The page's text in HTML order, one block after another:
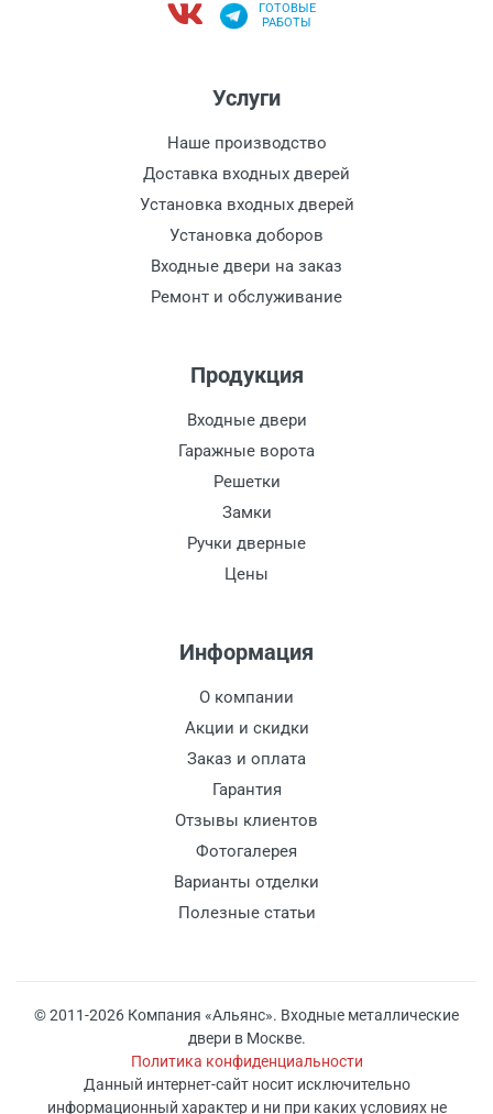
ГОТОВЫЕ
РАБОТЫ
Услуги
Наше производство
Доставка входных дверей
Установка входных дверей
Установка доборов
Входные двери на заказ
Ремонт и обслуживание
Продукция
Входные двери
Гаражные ворота
Решетки
Замки
Ручки дверные
Цены
Информация
О компании
Акции и скидки
Заказ и оплата
Гарантия
Отзывы клиентов
Фотогалерея
Варианты отделки
Полезные статьи
© 2011-2026 Компания «Альянс». Входные металлические
двери в Москве.
Политика конфиденциальности
Данный интернет-сайт носит исключительно
информационный характер и ни при каких условиях не